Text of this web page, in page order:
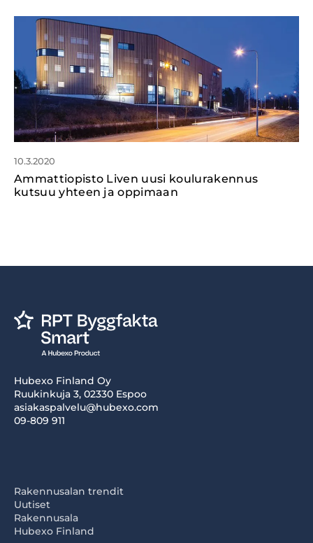
10.3.2020
Ammattiopisto Liven uusi koulurakennus
kutsuu yhteen ja oppimaan
Hubexo Finland Oy
Ruukinkuja 3, 02330 Espoo
asiakaspalvelu@hubexo.com
09-809 911
Rakennusalan trendit
Uutiset
Rakennusala
Hubexo Finland